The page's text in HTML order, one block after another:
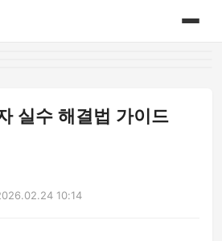
실수 해결법 가이드
10:14